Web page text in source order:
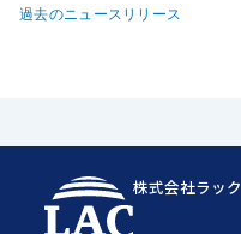
過去のニュースリリース
株式会社ラック